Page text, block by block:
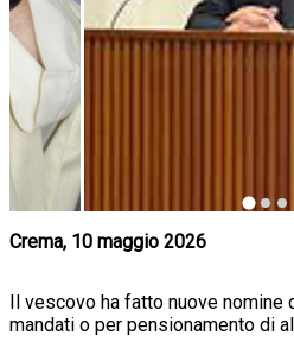
Crema, 10 maggio 2026
Il vescovo ha fatto nuove nomine
mandati o per pensionamento di